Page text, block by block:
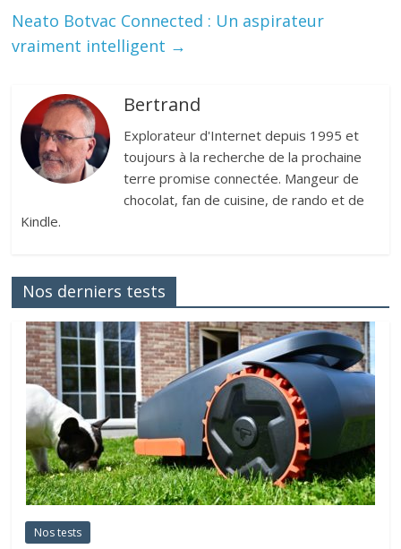
Neato Botvac Connected : Un aspirateur
vraiment intelligent →
Bertrand
Explorateur d'Internet depuis 1995 et
toujours à la recherche de la prochaine
terre promise connectée. Mangeur de
chocolat, fan de cuisine, de rando et de
Kindle.
Nos derniers tests
Nos tests